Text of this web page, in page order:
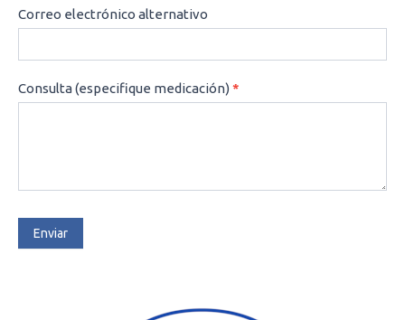
Correo electrónico alternativo
Consulta (especifique medicación)*
Enviar